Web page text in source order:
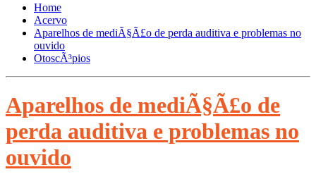
Home
Acervo
Aparelhos de mediÃ§Ã£o de perda auditiva e problemas no
ouvido
OtoscÃ³pios
Aparelhos de mediÃ§Ã£o de
perda auditiva e problemas no
ouvido